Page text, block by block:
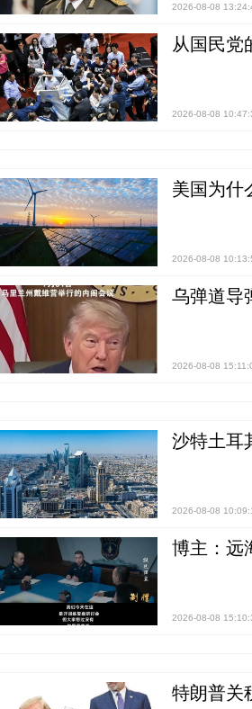
2026-08-08
从国民党
2026-08-08
美国为什
2026-08-08
乌弹道导
2026-08-08
沙特土耳
2026-08-08
博主：远
2026-08-08
特朗普关